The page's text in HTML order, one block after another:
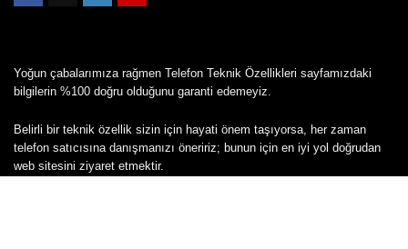
Yoğun çabalarımıza rağmen Telefon Teknik Özellikleri sayfamızdaki
bilgilerin %100 doğru olduğunu garanti edemeyiz.
Belirli bir teknik özellik sizin için hayati önem taşıyorsa, her zaman
telefon satıcısına danışmanızı öneririz; bunun için en iyi yol doğrudan
web sitesini ziyaret etmektir.